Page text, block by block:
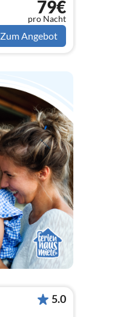
79€
pro Nacht
Zum Angebot
5.0